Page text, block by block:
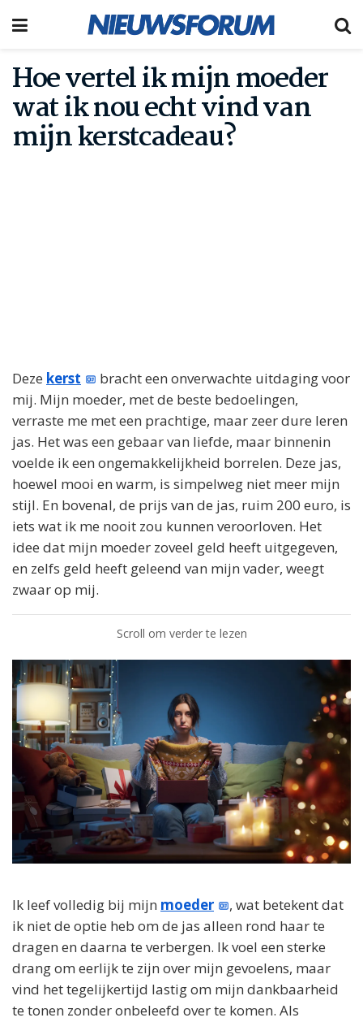
Hoe vertel ik mijn moeder
wat ik nou echt vind van
mijn kerstcadeau?
Deze kerst
bracht een onverwachte uitdaging voor
mij. Mijn moeder, met de beste bedoelingen,
verraste me met een prachtige, maar zeer dure leren
jas. Het was een gebaar van liefde, maar binnenin
voelde ik een ongemakkelijkheid borrelen. Deze jas,
hoewel mooi en warm, is simpelweg niet meer mijn
stijl. En bovenal, de prijs van de jas, ruim 200 euro, is
iets wat ik me nooit zou kunnen veroorloven. Het
idee dat mijn moeder zoveel geld heeft uitgegeven,
en zelfs geld heeft geleend van mijn vader, weegt
zwaar op mij.
Scroll om verder te lezen
Ik leef volledig bij mijn moeder
, wat betekent dat
ik niet de optie heb om de jas alleen rond haar te
dragen en daarna te verbergen. Ik voel een sterke
drang om eerlijk te zijn over mijn gevoelens, maar
vind het tegelijkertijd lastig om mijn dankbaarheid
te tonen zonder onbeleefd over te komen. Als